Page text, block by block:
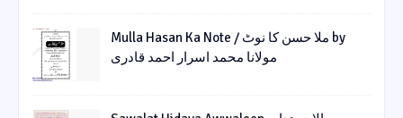
Mulla Hasan Ka Note / ملا حسن کا نوٹ by
مولانا محمد اسرار احمد قادری